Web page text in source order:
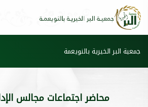
جمعية البر الخيرية بالنويعمة
محاضر اجتماعات مجالس الإدارة